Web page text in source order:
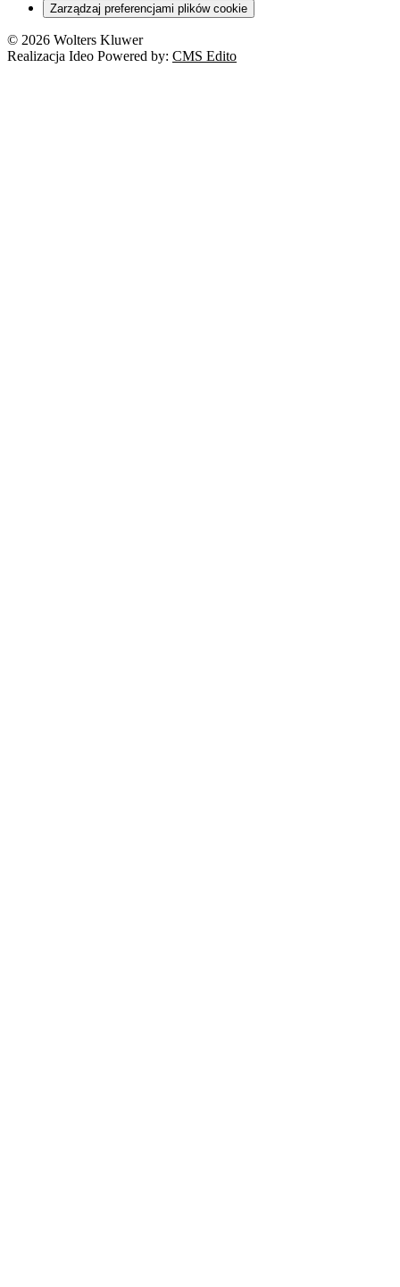
Zarządzaj preferencjami plików cookie
© 2026 Wolters Kluwer
Realizacja Ideo Powered by: CMS Edito